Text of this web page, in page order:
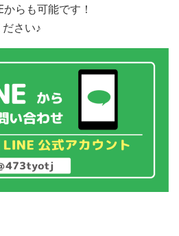
らも可能です！
さい♪